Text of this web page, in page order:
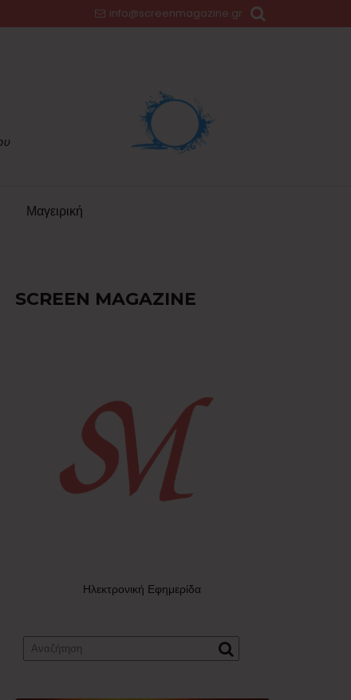
info@screenmagazine.gr
Μαγειρική
SCREEN MAGAZINE
Ηλεκτρονική Εφημερίδα